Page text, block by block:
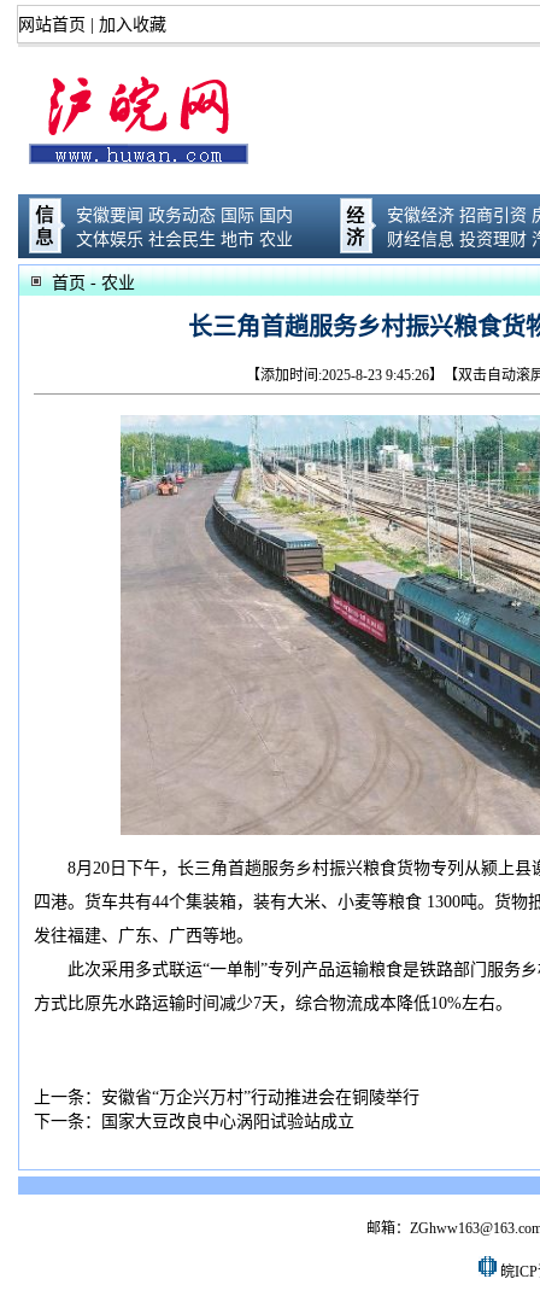
网站首页 加入收藏
安徽要闻 政务动态 国际 国内
文体娱乐 社会民生 地市 农业
安徽经济 招商引资
财经信息 投资理财
首页- 农业
长三角首趟服务乡村振兴粮食货
【添加时间:2025-8-23 9:45:26】【双击自动滚
8月20日下午，长三角首趟服务乡村振兴粮食货物专列从颍上县
四港。货车共有44个集装箱，装有大米、小麦等粮食 1300吨。货物
发往福建、广东、广西等地。
此次采用多式联运“一单制”专列产品运输粮食是铁路部门服务乡
方式比原先水路运输时间减少7天，综合物流成本降低10%左右。
上一条： 安徽省“万企兴万村”行动推进会在铜陵举行
下一条：
国家大豆改良中心涡阳试验站成立
邮箱：
皖